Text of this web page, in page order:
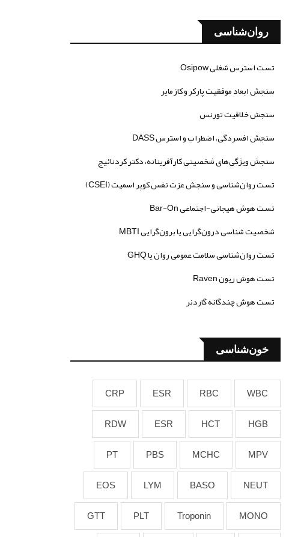
روان‌شناسی
تست استرس شغلی Osipow
سنجش ابعاد موفقیت پارکر و کازمایر
سنجش خلاقیت تورنس
سنجش افسردگی، اضطراب و استرس DASS
سنجش ویژگی‌های شخصیتی کارآفرینانه، دکتر کردنائیج
تست روان‌شناسی و سنجش عزت نفس کوپر اسمیت (CSEI)
تست هوش هیجانی-اجتماعی Bar-On
شخصیت شناسی درون‌گرایی یا برون‌گرایی MBTI
تست روان‌شناسی سلامت عمومی روان یا GHQ
تست هوش ریون Raven
تست هوش چندگانه گاردنر
خون‌شناسی
WBC
RBC
ESR
CRP
HGB
HCT
ESR
RDW
MPV
MCHC
PBS
PT
NEUT
BASO
LYM
EOS
MONO
Troponin
PLT
GTT